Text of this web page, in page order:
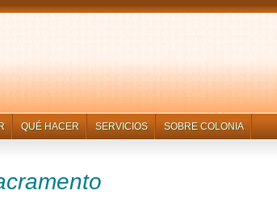
QUÉ HACER SERVICIOS SOBRE COLONIA